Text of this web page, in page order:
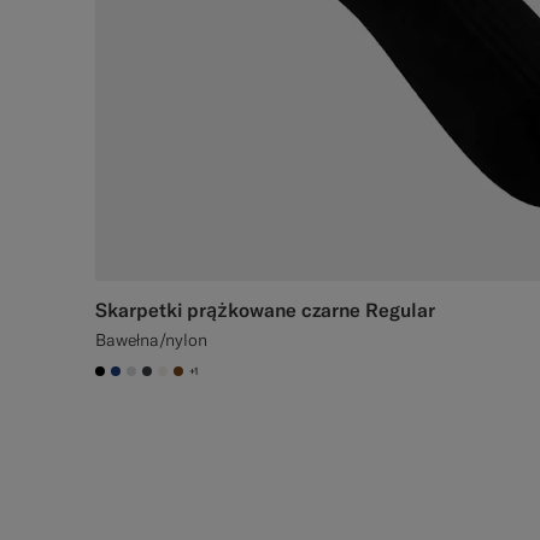
Skarpetki prążkowane czarne Regular
Bawełna/nylon
#000000
#1C3D7A
#D9DADA
#3d4043
#F1EFE8
#76471B
+1